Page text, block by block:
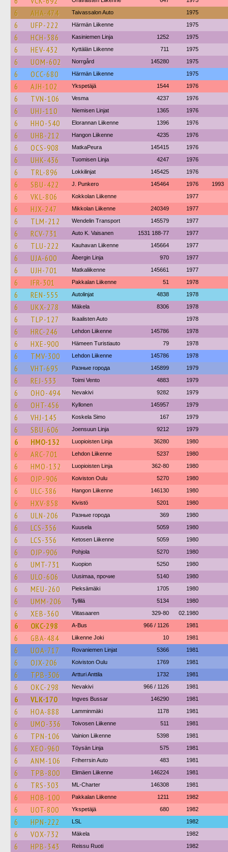
6 AHA-474 Taivassalon Auto 1975
6 UFP-222 Härmän Liikenne 1975
6 HCH-386 Kasiniemen Linja 1252 1975
6 HEV-432 Kyttälän Liikenne 711 1975
6 UOM-602 Norrgård 145280 1975
6 OCC-680 Härmän Liikenne 1975
6 AJH-102 Ykspetäjä 1544 1976
6 TVN-106 Vesma 4237 1976
6 UHJ-110 Niemisen Linjat 1365 1976
6 HHO-540 Elorannan Liikenne 1396 1976
6 UHB-212 Hangon Liikenne 4235 1976
6 OCS-908 MatkaPeura 145415 1976
6 UHK-436 Tuomisen Linja 4247 1976
6 TRL-896 Lokkilinjat 145425 1976
6 SBU-422 J. Punkero 145464 1976 1993
6 VKL-806 Kokkolan Liikenne 1977
6 HJX-247 Mikkolan Liikenne 240349 1977
6 TLM-212 Wendelin Transport 145579 1977
6 RCV-731 Auto K. Vaisanen 1531 188-77 1977
6 TLU-222 Kauhavan Liikenne 145664 1977
6 UJA-600 Åbergin Linja 970 1977
6 UJH-701 Matkaliikenne 145661 1977
6 IFR-301 Pakkalan Liikenne 51 1978
6 REN-555 Autolinjat 4838 1978
6 UKX-278 Mäkela 8306 1978
6 TLP-127 Ikaalisten Auto 1978
6 HRC-246 Lehdon Liikenne 145786 1978
6 HXE-900 Hämeen Turistiauto 79 1978
6 TMV-300 Lehdon Liikenne 145786 1978
6 VHT-695 Разные города 145899 1979
6 REJ-533 Toimi Vento 4883 1979
6 OHO-494 Nevakivi 9282 1979
6 OHT-456 Kyllonen 145957 1979
6 VHJ-145 Koskela Simo 167 1979
6 SBU-606 Joensuun Linja 9212 1979
6 HMO-132 Luopioisten Linja 36280 1980
6 ARC-701 Lehdon Liikenne 5237 1980
6 HMO-132 Luopioisten Linja 362-80 1980
6 OJP-906 Koiviston Oulu 5270 1980
6 ULC-386 Hangon Liikenne 146130 1980
6 HXV-858 Kivistö 5201 1980
6 ULN-206 Разные города 369 1980
6 LCS-356 Kuusela 5059 1980
6 LCS-356 Ketosen Liikenne 5059 1980
6 OJP-906 Pohjola 5270 1980
6 UMT-731 Kuopion 5250 1980
6 ULO-606 Uusimaa, прочие 5140 1980
6 MEU-260 Pieksämäki 1705 1980
6 UMM-206 Tyllilä 5134 1980
6 XEB-360 Viitasaaren 329-80 02.1980
6 OKC-298 A-Bus 966 / 1126 1981
6 GBA-484 Liikenne Joki 10 1981
6 UOA-717 Rovaniemen Linjat 5366 1981
6 OJX-206 Koiviston Oulu 1769 1981
6 TPB-306 Artturi Anttila 1732 1981
6 OKC-298 Nevakivi 966 / 1126 1981
6 VLK-170 Ingves Bussar 146290 1981
6 HOA-888 Lamminmäki 1178 1981
6 UMO-336 Toivosen Liikenne 511 1981
6 TPN-106 Vainion Liikenne 5398 1981
6 XEO-960 Töysän Linja 575 1981
6 ANM-106 Friherrsin Auto 483 1981
6 TPB-800 Elimäen Liikenne 146224 1981
6 TRS-303 ML-Charter 146308 1981
6 HOB-100 Pakkalan Liikenne 1211 1982
6 UOT-800 Ykspetäjä 680 1982
6 HPN-222 LSL 1982
6 VOX-732 Mäkela 1982
6 HPB-343 Reissu Ruoti 1982